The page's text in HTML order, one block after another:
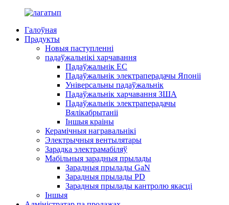
Галоўная
Прадукты
Новыя паступленні
падаўжальнікі харчавання
Падаўжальнік ЕС
Падаўжальнік электраперадачы Японіі
Універсальны падаўжальнік
Падаўжальнік харчавання ЗША
Падаўжальнік электраперадачы
Вялікабрытаніі
Іншыя краіны
Керамічныя награвальнікі
Электрычныя вентылятары
Зарадка электрамабіляў
Мабільныя зарадныя прылады
Зарадныя прылады GaN
Зарадныя прылады PD
Зарадныя прылады кантролю якасці
Іншыя